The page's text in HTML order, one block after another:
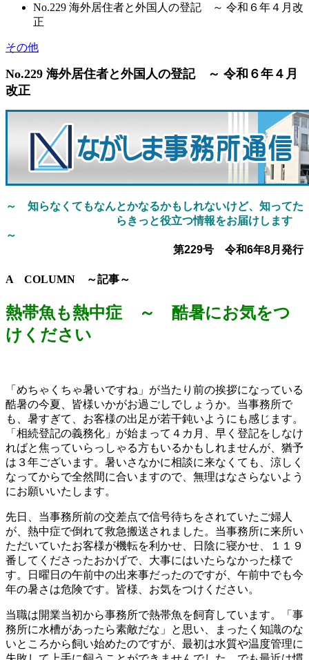
No.229 海外居住者と外国人の登記 ～ 令和６年４月改
正
その他
No.229 海外居住者と外国人の登記 ～ 令和６年４月
改正
～ 知らなくてもなんとかなるかもしれないけど、知ってた
らきっと役立つ情報をお届けします
～
第229号 令和6年8月発行
A COLUMN ～記事～
熱帯魚も熱中症 ～ 酷暑にお気をつ
けください
「めちゃくちゃ暑いですね」が当たり前の挨拶になっている
酷暑の今夏、皆様いかがお過ごしでしょうか。当事務所で
も、暑すぎて、お客様の出足が若干鈍いようにも感じます。
「相続登記の義務化」が始まって４カ月、早く登記をしなけ
ればと焦っていらっしゃる方もいるかもしれませんが、猶予
は３年ございます。暑いさなかに相談に来なくても、涼しく
なってからで全然間に合いますので、無理はなさらないよう
にお願いいたします。
先日、当事務所前の交差点で信号待ちをされていたご婦人
が、熱中症で倒れて救急搬送されました。当事務所に来所い
ただいていたお客様が機転を利かせ、日陰に寝かせ、１１９
番してくださったおかげで、大事にはいたらなかった様で
す。日曜日の午前中の出来事だったのですが、午前中でも今
年の暑さは危険です。皆様、お気をつけください。
当職は開業当初から事務所で熱帯魚を飼育しています。「事
務所に水槽があったら素敵だな」と思い、まったく知識のな
いところから飼い始めたのですが、最初は水質や温度管理に